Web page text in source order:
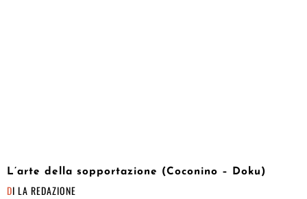
L’arte della sopportazione (Coconino – Doku)
DI LA REDAZIONE